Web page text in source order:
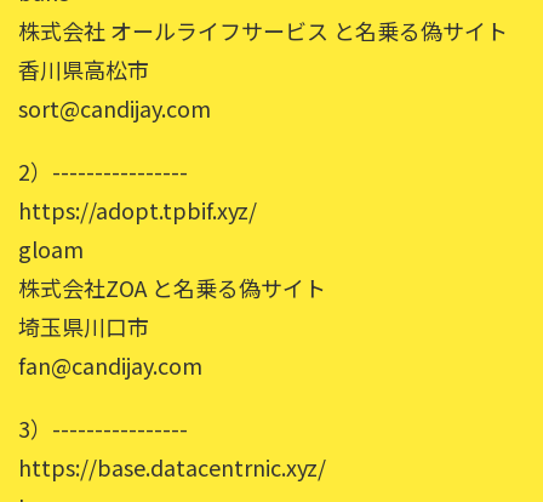
株式会社 オールライフサービス と名乗る偽サイト
香川県高松市
sort@candijay.com
2）----------------
https://adopt.tpbif.xyz/
gloam
株式会社ZOA と名乗る偽サイト
埼玉県川口市
fan@candijay.com
3）----------------
https://base.datacentrnic.xyz/